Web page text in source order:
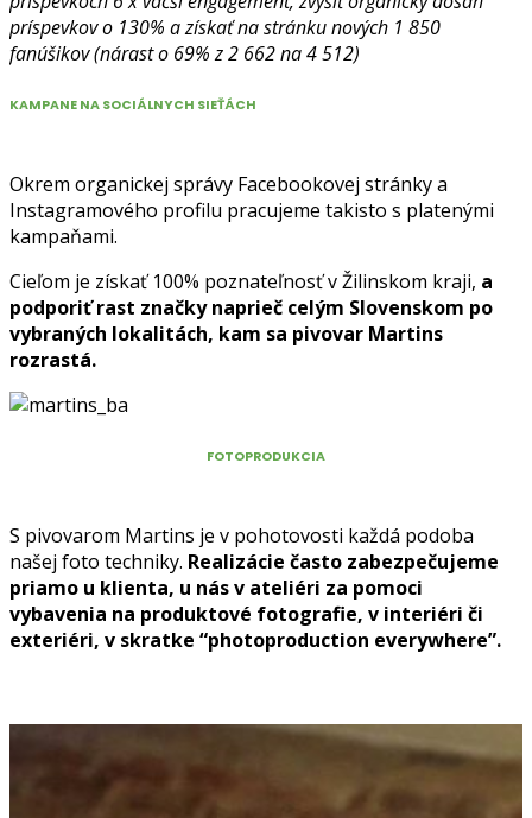
príspevkov o 130% a získať na stránku nových 1 850
fanúšikov (nárast o 69% z 2 662 na 4 512)
KAMPANE NA SOCIÁLNYCH SIEŤÁCH
Okrem organickej správy Facebookovej stránky a
Instagramového profilu pracujeme takisto s platenými
kampaňami.
Cieľom je získať 100% poznateľnosť v Žilinskom kraji, a
podporiť rast značky naprieč celým Slovenskom po
vybraných lokalitách, kam sa pivovar Martins
rozrastá.
FOTOPRODUKCIA
S pivovarom Martins je v pohotovosti každá podoba
našej foto techniky. Realizácie často zabezpečujeme
priamo u klienta, u nás v ateliéri za pomoci
vybavenia na produktové fotografie, v interiéri či
exteriéri, v skratke “photoproduction everywhere”.